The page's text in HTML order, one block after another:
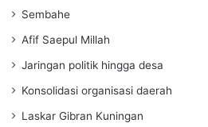
Sembahe
Afif Saepul Millah
Jaringan politik hingga desa
Konsolidasi organisasi daerah
Laskar Gibran Kuningan